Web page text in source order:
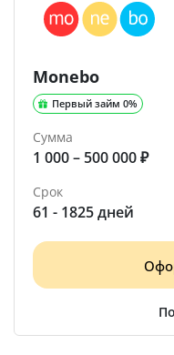
Monebo
Первый займ 0%
Сумма
1 000 – 500 000 ₽
Срок
61 - 1825 дней